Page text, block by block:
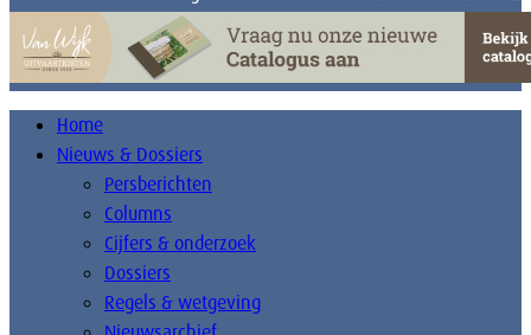
Home
Nieuws & Dossiers
Persberichten
Columns
Cijfers & onderzoek
Dossiers
Regels & wetgeving